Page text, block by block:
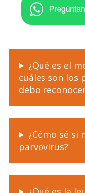
¿Qué es el
cuáles son los
debo
¿Cómo sé si
parvovirus?